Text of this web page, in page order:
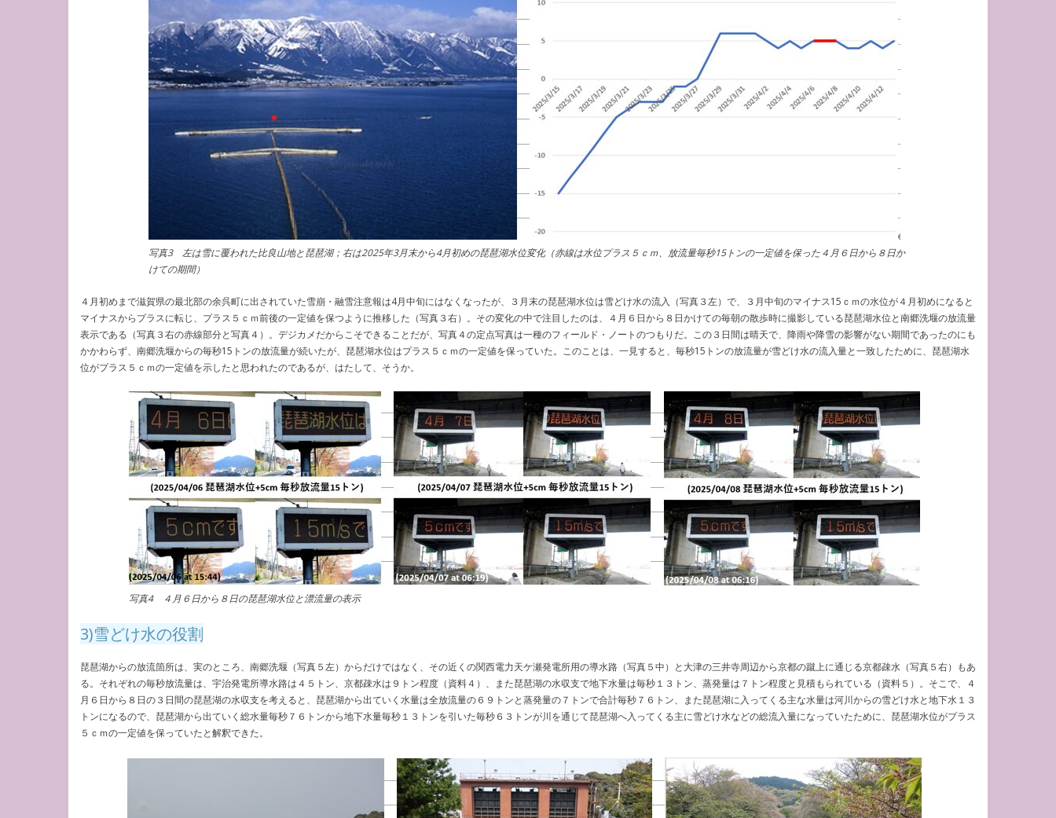
写真3 左は雪に覆われた比良山地と琵琶湖；右は2025年3月末から4月初めの琵琶湖水位変化（赤線は水位プラス５ｃｍ、放流量毎秒15トンの一定値を保った４月６日から８日か
けての期間）
４月初めまで滋賀県の最北部の余呉町に出されていた雪崩・融雪注意報は4月中旬にはなくなったが、３月末の琵琶湖水位は雪どけ水の流入（写真３左）で、３月中旬のマイナス15ｃｍの水位が４月初めになると
マイナスからプラスに転じ、プラス５ｃｍ前後の一定値を保つように推移した（写真３右）。その変化の中で注目したのは、４月６日から８日かけての毎朝の散歩時に撮影している琵琶湖水位と南郷洗堰の放流量
表示である（写真３右の赤線部分と写真４）。デジカメだからこそできることだが、写真４の定点写真は一種のフィールド・ノートのつもりだ。この３日間は晴天で、降雨や降雪の影響がない期間であったのにも
かかわらず、南郷洗堰からの毎秒15トンの放流量が続いたが、琵琶湖水位はプラス５ｃｍの一定値を保っていた。このことは、一見すると、毎秒15トンの放流量が雪どけ水の流入量と一致したために、琵琶湖水
位がプラス５ｃｍの一定値を示したと思われたのであるが、はたして、そうか。
写真4 ４月６日から８日の琵琶湖水位と漂流量の表示
3)雪どけ水の役割
琵琶湖からの放流箇所は、実のところ、南郷洗堰（写真５左）からだけではなく、その近くの関西電力天ケ瀬発電所用の導水路（写真５中）と大津の三井寺周辺から京都の蹴上に通じる京都疎水（写真５右）もあ
る。それぞれの毎秒放流量は、宇治発電所導水路は４５トン、京都疎水は９トン程度（資料４）、また琵琶湖の水収支で地下水量は毎秒１３トン、蒸発量は７トン程度と見積もられている（資料５）。そこで、４
月６日から８日の３日間の琵琶湖の水収支を考えると、琵琶湖から出ていく水量は全放流量の６９トンと蒸発量の７トンで合計毎秒７６トン、また琵琶湖に入ってくる主な水量は河川からの雪どけ水と地下水１３
トンになるので、琵琶湖から出ていく総水量毎秒７６トンから地下水量毎秒１３トンを引いた毎秒６３トンが川を通じて琵琶湖へ入ってくる主に雪どけ水などの総流入量になっていたために、琵琶湖水位がプラス
５ｃｍの一定値を保っていたと解釈できた。